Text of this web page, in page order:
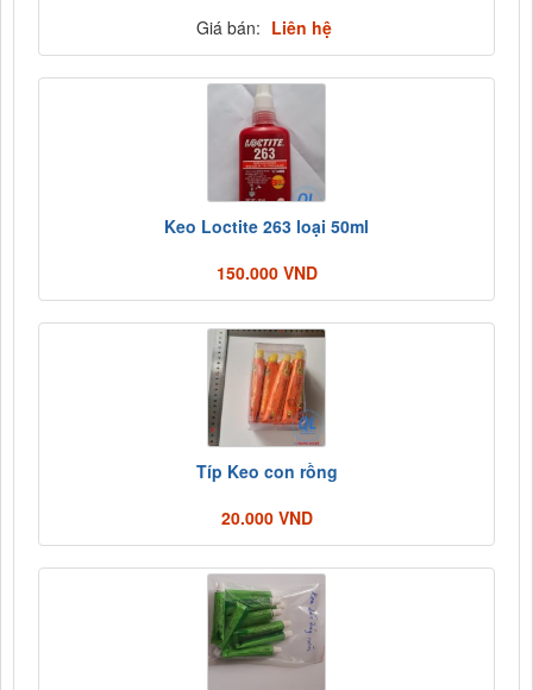
Giá bán: Liên hệ
Keo Loctite 263 loại 50ml
150.000 VND
Típ Keo con rồng
20.000 VND